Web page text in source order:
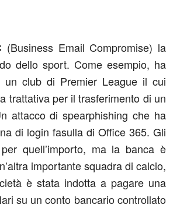
Email Compromise) la
dello sport. Come esempio, ha
club di Premier League il cui
trattativa per il trasferimento di un
attacco di spearphishing che ha
di login fasulla di Office 365. Gli
quell’importo, ma la banca è
importante squadra di calcio,
è stata indotta a pagare una
su un conto bancario controllato